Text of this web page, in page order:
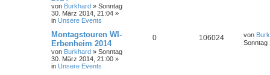
von Burkhard » Sonntag
30. März 2014, 21:04 »
in Unsere Events
Montagstouren WI-
Erbenheim 2014
von Burkhard » Sonntag
30. März 2014, 21:00 »
in Unsere Events
0 106024 von
Sonntag